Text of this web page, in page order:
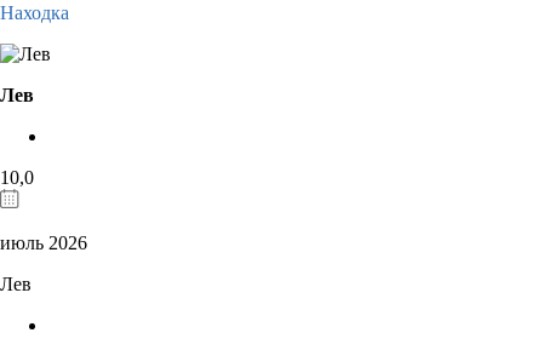
Находка
Лев
10,0
июль 2026
Лев